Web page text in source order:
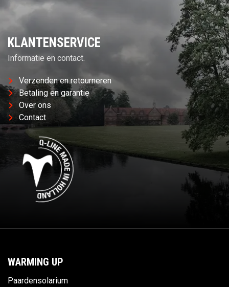
KLANTENSERVICE
Informatie en contact.
Verzenden en retourneren
Betaling en garantie
Over ons
Contact
WARMING UP
Paardensolarium